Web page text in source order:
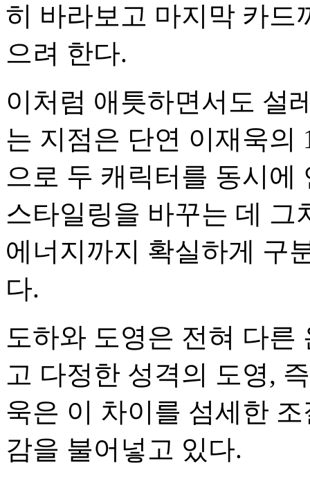
히 바라보고 마지막 카드
으려 한다.
이처럼 애틋하면서도 설
는 지점은 단연 이재욱의
으로 두 캐릭터를 동시에
스타일링을 바꾸는 데 그
에너지까지 확실하게 구
다.
도하와 도영은 전혀 다른
고 다정한 성격의 도영,
욱은 이 차이를 섬세한
감을 불어넣고 있다.